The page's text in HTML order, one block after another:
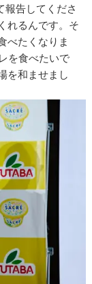
報告してくださ
れるんです。そ
べたくなりま
を食べたいで
を和ませまし